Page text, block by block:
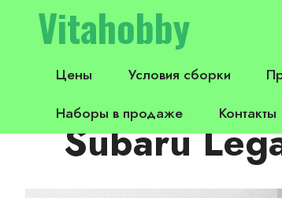
Vitahobby
Цены Условия сборки
Наборы в продаже
Контакты
Subaru